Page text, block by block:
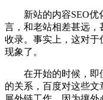
新站的内容SEO优
言，和老站相差甚远
收录。事实上，这对
现象了。
在开始的时候，即
的关系，百度对这些